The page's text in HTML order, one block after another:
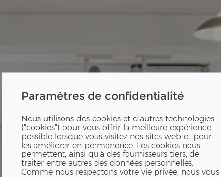
Paramètres de confidentialité
Nous utilisons des cookies et d'autres technologies
("cookies") pour vous offrir la meilleure expérience
possible lorsque vous visitez nos sites web et pour
les améliorer en permanence. Les cookies nous
permettent, ainsi qu'à des fournisseurs tiers, de
traiter entre autres des données personnelles.
Comme nous respectons votre vie privée, nous vous